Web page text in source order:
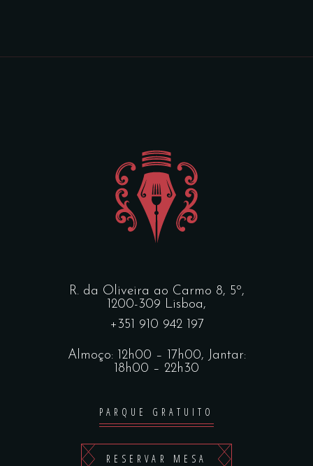
R. da Oliveira ao Carmo 8, 5º,
1200-309 Lisboa,
+351 910 942 197
Almoço: 12h00 – 17h00, Jantar:
18h00 – 22h30
PARQUE GRATUITO
RESERVAR MESA